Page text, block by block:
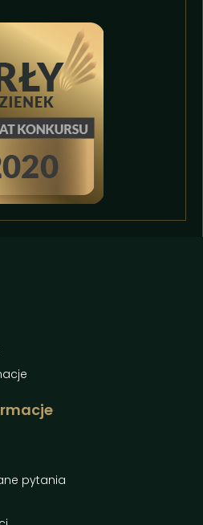
pytania